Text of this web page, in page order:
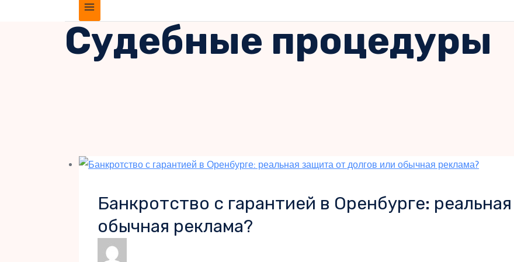
Судебные процедуры
Банкротство с гарантией в Оренбурге:
обычная реклама?